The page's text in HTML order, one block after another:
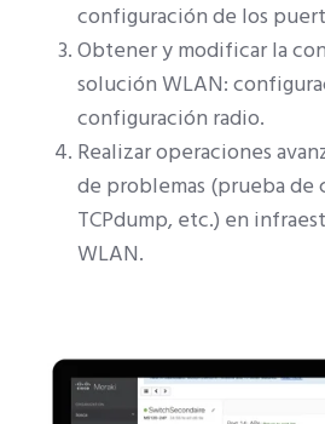
configuración de los
Obtener y modificar la
solución WLAN:
configuración radio.
Realizar operaciones
de problemas (prueba de
TCPdump, etc.) en
WLAN.